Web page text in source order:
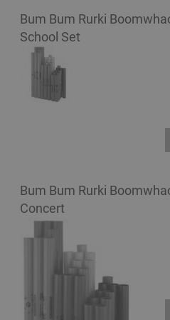
Bum Bum Rurki
School Set
Bum Bum Rurki
Concert